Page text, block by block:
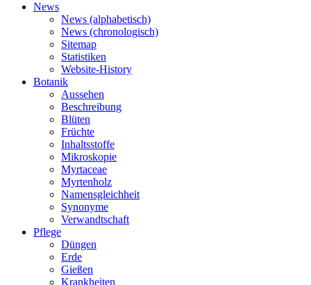
News
News (alphabetisch)
News (chronologisch)
Sitemap
Statistiken
Website-History
Botanik
Aussehen
Beschreibung
Blüten
Früchte
Inhaltsstoffe
Mikroskopie
Myrtaceae
Myrtenholz
Namensgleichheit
Synonyme
Verwandtschaft
Pflege
Düngen
Erde
Gießen
Krankheiten